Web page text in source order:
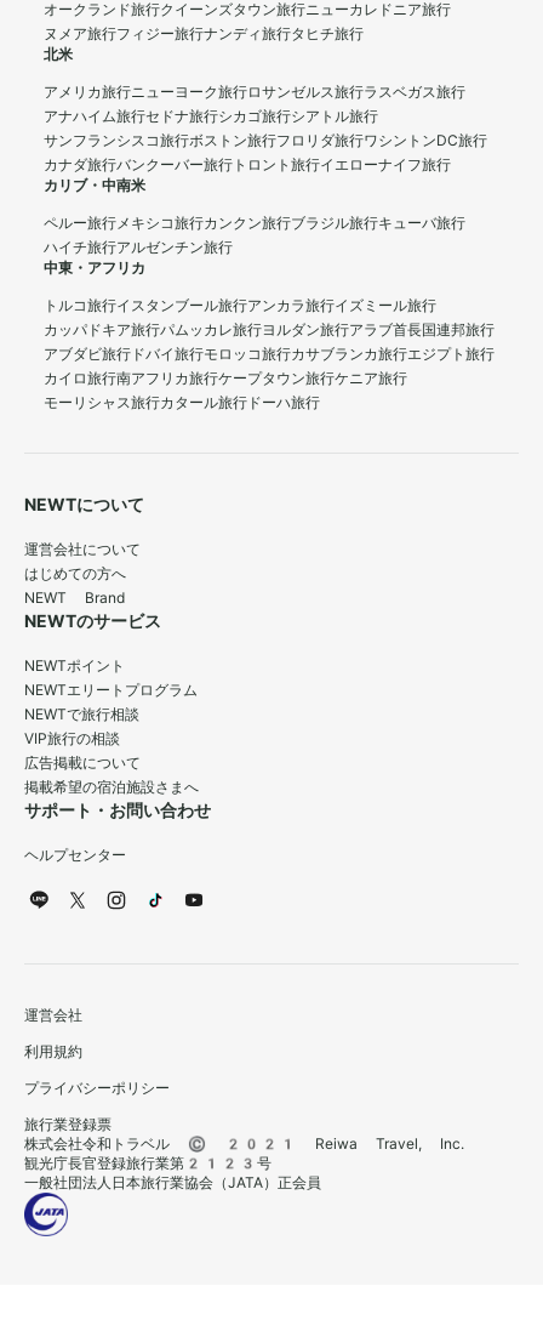
オークランド旅行クイーンズタウン旅行ニューカレドニア旅行
ヌメア旅行フィジー旅行ナンディ旅行タヒチ旅行
北米
アメリカ旅行ニューヨーク旅行ロサンゼルス旅行ラスベガス旅行
アナハイム旅行セドナ旅行シカゴ旅行シアトル旅行
サンフランシスコ旅行ボストン旅行フロリダ旅行ワシントンDC旅行
カナダ旅行バンクーバー旅行 トロント旅行イエローナイフ旅行
カリブ・中南米
ペルー旅行メキシコ旅行カンクン旅行ブラジル旅行キューバ旅行
ハイチ旅行アルゼンチン旅行
中東・アフリカ
トルコ旅行イスタンブール旅行アンカラ旅行イズミール旅行
カッパドキア旅行パムッカレ旅行ヨルダン旅行アラブ首長国連邦旅行
アブダビ旅行 ドバイ旅行モロッコ旅行カサブランカ旅行エジプト旅行
カイロ旅行南アフリカ旅行ケープタウン旅行ケニア旅行
モーリシャス旅行カタール旅行 ドーハ旅行
NEWTについて
運営会社について
はじめての方へ
NEWT Brand
NEWTのサービス
NEWTポイント
NEWTエリートプログラム
NEWTで旅行相談
VIP旅行の相談
広告掲載について
掲載希望の宿泊施設さまへ
サポート・お問い合わせ
ヘルプセンター
運営会社
利用規約
プライバシーポリシー
旅行業登録票
株式会社令和トラベル © 2021 Reiwa Travel, Inc.
観光庁長官登録旅行業第2123号
一般社団法人日本旅行業協会（JATA）正会員